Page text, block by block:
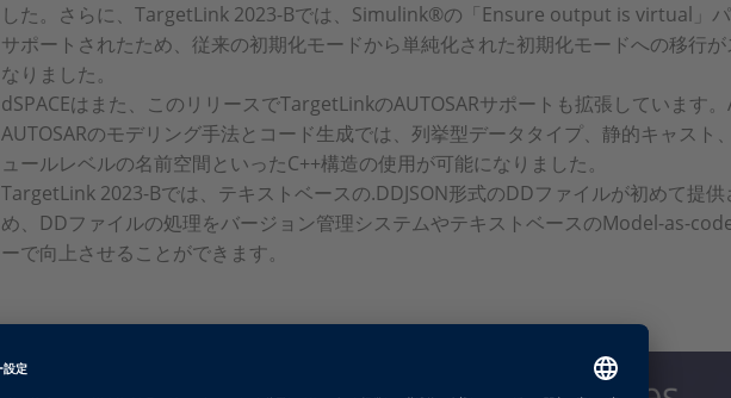
した。さらに、TargetLink 2023-Bでは、Simulink®の「Ensure output is virtual」
サポートされたため、従来の初期化モードから単純化された初期化モードへの移行が
なりました。
dSPACEはまた、このリリースでTargetLinkのAUTOSARサポートも拡張しています
AUTOSARのモデリング手法とコード生成では、列挙型データタイプ、静的キャスト
ュールレベルの名前空間といったC++構造の使用が可能になりました。
TargetLink 2023-Bでは、テキストベースの.DDJSON形式のDDファイルが初めて提供
め、DDファイルの処理をバージョン管理システムやテキストベースのModel-as-
ーで向上させることができます。